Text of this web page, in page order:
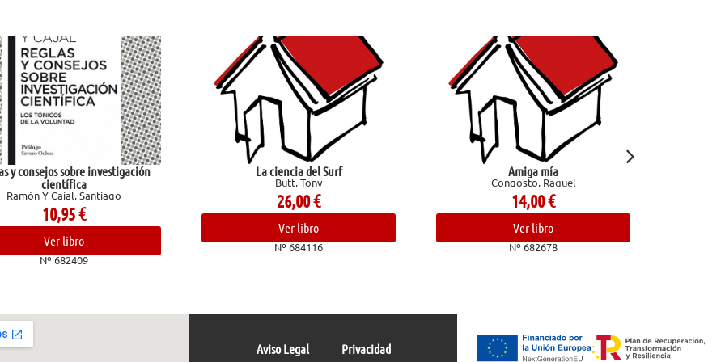
y consejos sobre investigación
científica
Ramón Y Cajal, Santiago
10,95€
Ver libro
Nº 682409
La ciencia del Surf
Butt, Tony
26,00€
Ver libro
Nº 684116
Amiga mía
Congosto, Raquel
14,00€
Ver libro
Nº 682678
Aviso Legal Privacidad